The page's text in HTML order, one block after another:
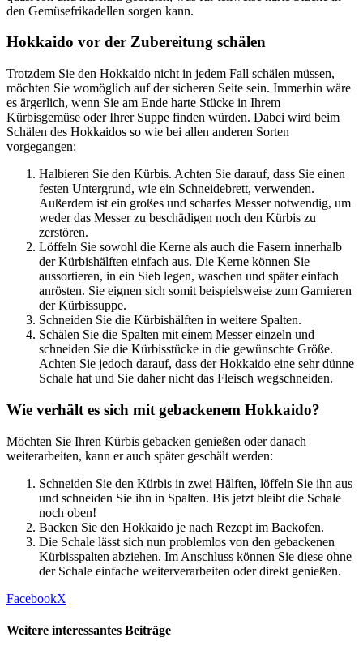
den Gemüsefrikadellen sorgen kann.
Hokkaido vor der Zubereitung schälen
Trotzdem Sie den Hokkaido nicht in jedem Fall schälen müssen,
möchten Sie womöglich auf der sicheren Seite sein. Immerhin wäre
es ärgerlich, wenn Sie am Ende harte Stücke in Ihrem
Kürbisgemüse oder Ihrer Suppe finden würden. Dabei wird beim
Schälen des Hokkaidos so wie bei allen anderen Sorten
vorgegangen:
Halbieren Sie den Kürbis. Achten Sie darauf, dass Sie einen
festen Untergrund, wie ein Schneidebrett, verwenden.
Außerdem ist ein großes und scharfes Messer notwendig, um
weder das Messer zu beschädigen noch den Kürbis zu
zerstören.
Löffeln Sie sowohl die Kerne als auch die Fasern innerhalb
der Kürbishälften einfach aus. Die Kerne können Sie
aussortieren, in ein Sieb legen, waschen und später einfach
anrösten. Sie eignen sich somit beispielsweise zum Garnieren
der Kürbissuppe.
Schneiden Sie die Kürbishälften in weitere Spalten.
Schälen Sie die Spalten mit einem Messer einzeln und
schneiden Sie die Kürbisstücke in die gewünschte Größe.
Achten Sie jedoch darauf, dass der Hokkaido eine sehr dünne
Schale hat und Sie daher nicht das Fleisch wegschneiden.
Wie verhält es sich mit gebackenem Hokkaido?
Möchten Sie Ihren Kürbis gebacken genießen oder danach
weiterarbeiten, kann er auch später geschält werden:
Schneiden Sie den Kürbis in zwei Hälften, löffeln Sie ihn aus
und schneiden Sie ihn in Spalten. Bis jetzt bleibt die Schale
noch oben!
Backen Sie den Hokkaido je nach Rezept im Backofen.
Die Schale lässt sich nun problemlos von den gebackenen
Kürbisspalten abziehen. Im Anschluss können Sie diese ohne
der Schale einfache weiterverarbeiten oder direkt genießen.
FacebookX
Weitere interessantes Beiträge